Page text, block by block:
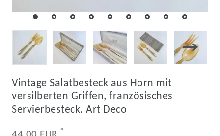
Vintage Salatbesteck aus Horn mit
versilberten Griffen, französisches
Servierbesteck. Art Deco
*